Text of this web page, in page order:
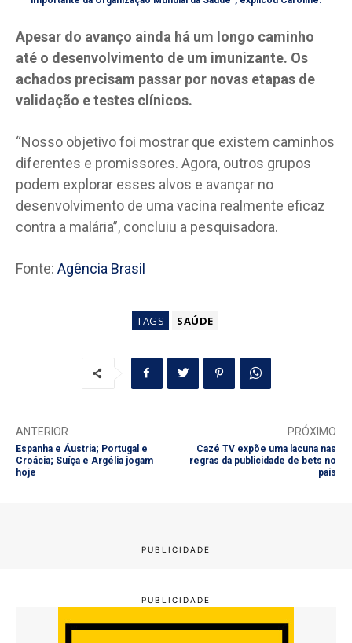
Apesar do avanço ainda há um longo caminho
até o desenvolvimento de um imunizante. Os
achados precisam passar por novas etapas de
validação e testes clínicos.
“Nosso objetivo foi mostrar que existem caminhos
diferentes e promissores. Agora, outros grupos
podem explorar esses alvos e avançar no
desenvolvimento de uma vacina realmente eficaz
contra a malária”, concluiu a pesquisadora.
Fonte: Agência Brasil
TAGS SAÚDE
ANTERIOR
Espanha e Áustria; Portugal e
Croácia; Suíça e Argélia jogam
hoje
PRÓXIMO
Cazé TV expõe uma lacuna nas
regras da publicidade de bets no
país